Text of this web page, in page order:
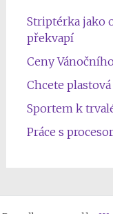
Striptérka jako
překvapí
Ceny
Chcete plastová
Sportem k
Práce s